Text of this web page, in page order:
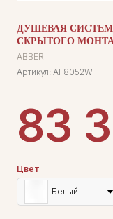
ДУШЕВАЯ СИСТЕМА
СКРЫТОГО
ABBER
Артикул: AF8052W
83
Цвет
Белый